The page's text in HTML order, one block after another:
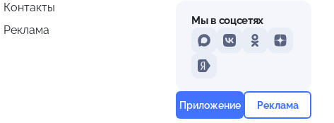
Контакты
Реклама
Мы в соцсетях
MAXVKontakteOdnoklassniki
Dzen
Yandex
Приложение Реклама